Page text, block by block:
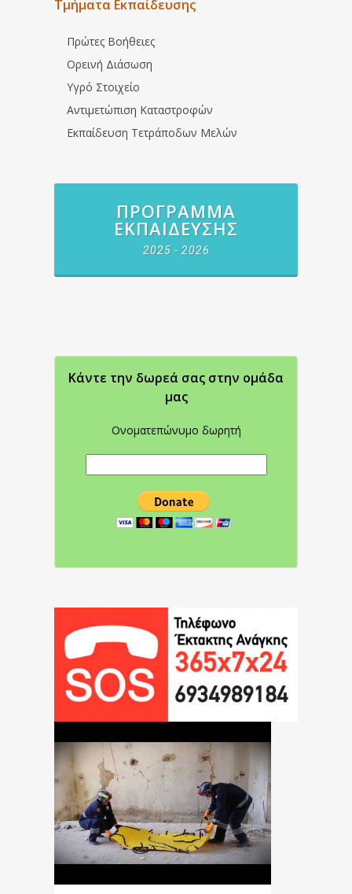
Τμήματα Εκπαίδευσης
Πρώτες Βοήθειες
Ορεινή Διάσωση
Υγρό Στοιχείο
Αντιμετώπιση Καταστροφών
Εκπαίδευση Τετράποδων Μελών
ΠΡΌΓΡΑΜΜΑ
ΕΚΠΑΊΔΕΥΣΗΣ
2025 - 2026
Κάντε την δωρεά σας στην oμάδα
μας
Ονοματεπώνυμο δωρητή